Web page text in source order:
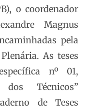
o coordenador
Magnus
pela
As teses
nº 01,
dos Técnicos”
de Teses